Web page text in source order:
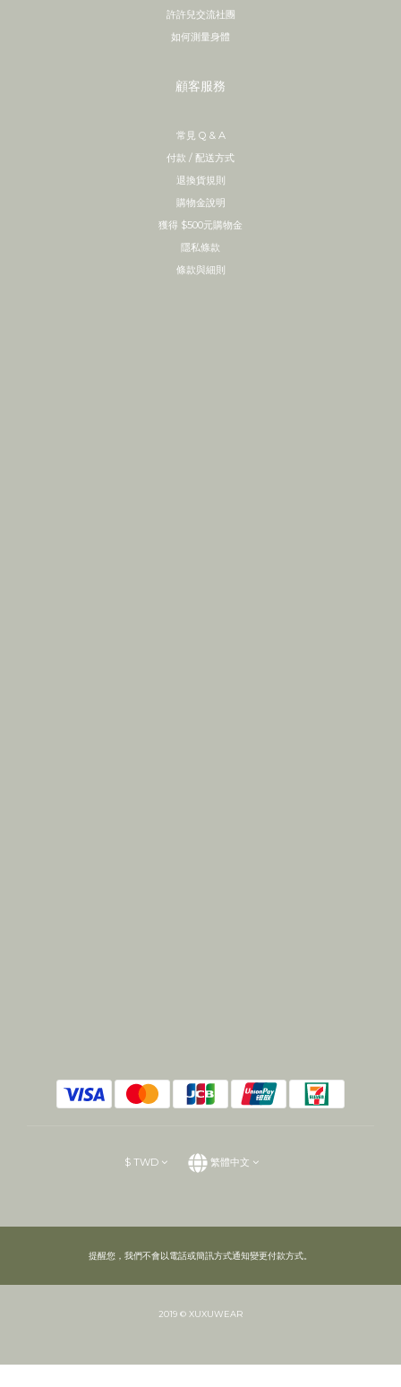
許許兒交流社團
如何測量身體
顧客服務
常見 Q & A
付款 / 配送方式
退換貨規則
購物金說明
獲得 $500元購物金
隱私條款
條款與細則
$ TWD 繁體中文
提醒您，我們不會以電話或簡訊方式通知變更付款方式。
2019 © XUXUWEAR